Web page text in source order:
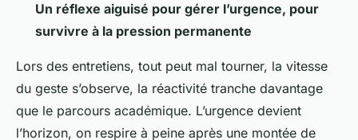
Un réflexe aiguisé pour gérer l’urgence, pour
survivre à la pression permanente
Lors des entretiens, tout peut mal tourner, la vitesse
du geste s’observe, la réactivité tranche davantage
que le parcours académique. L’urgence devient
l’horizon, on respire à peine après une montée de